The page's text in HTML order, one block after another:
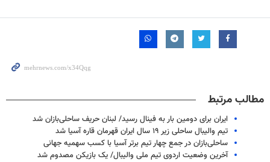
مطالب مرتبط
ایران برای دومین بار به فینال رسید/ لبنان حریف ساحلی‌بازان شد
تیم والیبال ساحلی زیر ۱۹ سال ایران قهرمان قاره آسیا شد
ساحلی‌بازان در جمع چهار تیم برتر آسیا با کسب سهمیه جهانی
آخرین وضعیت اردوی تیم ملی والیبال/ یک بازیکن مصدوم شد